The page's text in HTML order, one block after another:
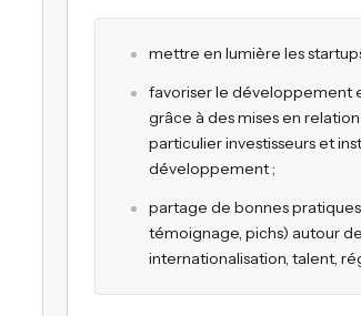
mettre en lumière les
favoriser le développement
grâce à des mises en
particulier investisseurs et
développement ;
partage de bonnes
témoignage, pichs) autour
internationalisation, talent,